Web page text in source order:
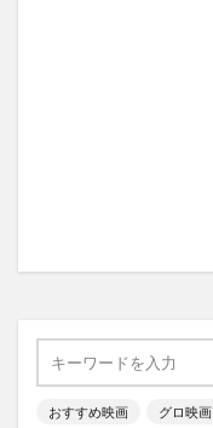
おすすめ映画 グロ映画